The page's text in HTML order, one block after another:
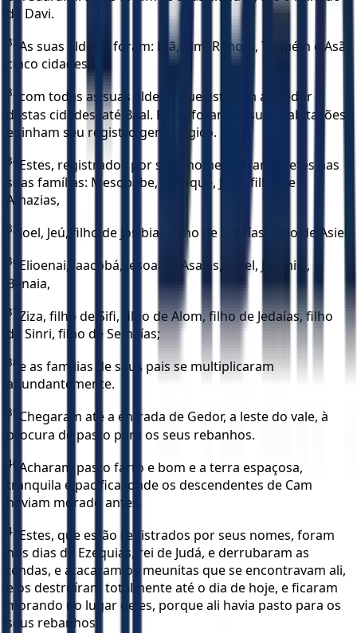
de Davi.
32 As suas aldeias foram: Etã, Aim, Rimom, Toquém e Asã;
cinco cidades,
33 com todas as suas aldeias que estavam ao redor
destas cidades, até Baal. Estas foram as suas habitações
e tinham seu registro genealógico.
34 Estes, registrados por seus nomes, foram chefes nas
suas famílias: Mesobabe, Janleque, Josa, filho de
Amazias,
35 Joel, Jeú, filho de Josibias, filho de Seraías, filho de Asiel,
36 Elioenai, Jaacobá, Jesoaías, Asaías, Adiel, Jesimiel,
Benaia,
37 Ziza, filho de Sifi, filho de Alom, filho de Jedaías, filho
de Sinri, filho de Semaías;
38 e as famílias de seus pais se multiplicaram
abundantemente.
39 Chegaram até a entrada de Gedor, a leste do vale, à
procura de pasto para os seus rebanhos.
40 Acharam pasto farto e bom e a terra espaçosa,
tranquila e pacífica, onde os descendentes de Cam
haviam morado antes.
41 Estes, que estão registrados por seus nomes, foram
nos dias de Ezequias, rei de Judá, e derrubaram as
tendas, e atacaram os meunitas que se encontravam ali,
e os destruíram totalmente até o dia de hoje, e ficaram
morando no lugar deles, porque ali havia pasto para os
seus rebanhos.